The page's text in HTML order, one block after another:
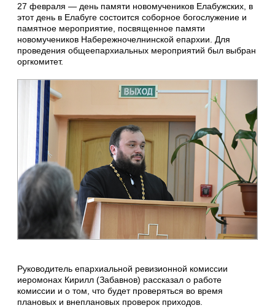
27 февраля — день памяти новомучеников Елабужских, в
этот день в Елабуге состоится соборное богослужение и
памятное мероприятие, посвященное памяти
новомучеников Набережночелнинской епархии. Для
проведения общеепархиальных мероприятий был выбран
оргкомитет.
Руководитель епархиальной ревизионной комиссии
иеромонах Кирилл (Забавнов) рассказал о работе
комиссии и о том, что будет проверяться во время
плановых и внеплановых проверок приходов.